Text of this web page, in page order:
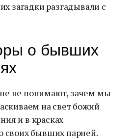
загадки разгадывали с
о бывших
не понимают, зачем мы
на свет божий
и в красках
своих бывших парней.